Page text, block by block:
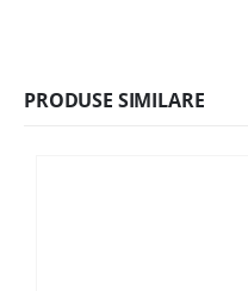
PRODUSE SIMILARE